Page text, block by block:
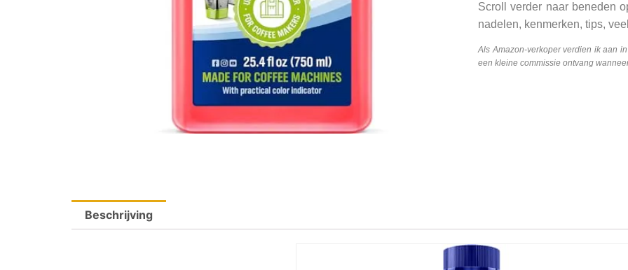
Scroll verder naar beneden
nadelen, kenmerken, tips,
Als Amazon-verkoper verdien ik aan
een kleine commissie ontvang
Beschrijving